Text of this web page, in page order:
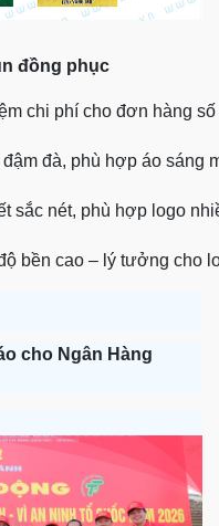
đồng phục
chi phí cho đơn hàng
đậm đà, phù hợp áo sáng
sắc nét, phù hợp logo
bền cao – lý tưởng cho
cho Ngân Hàng